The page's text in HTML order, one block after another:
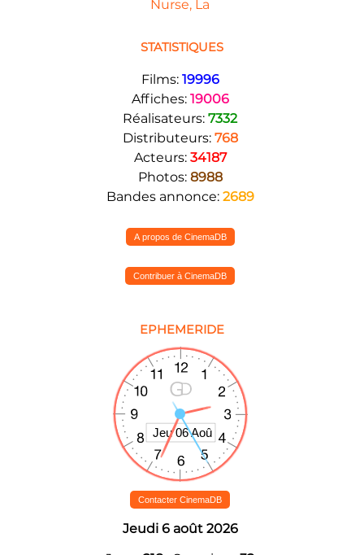
Nurse, La
STATISTIQUES
Films: 19996
Affiches: 19006
Réalisateurs: 7332
Distributeurs: 768
Acteurs: 34187
Photos: 8988
Bandes annonce: 2689
A propos de CinemaDB
Contribuer à CinemaDB
EPHEMERIDE
Contacter CinemaDB
Jeudi 6 août 2026